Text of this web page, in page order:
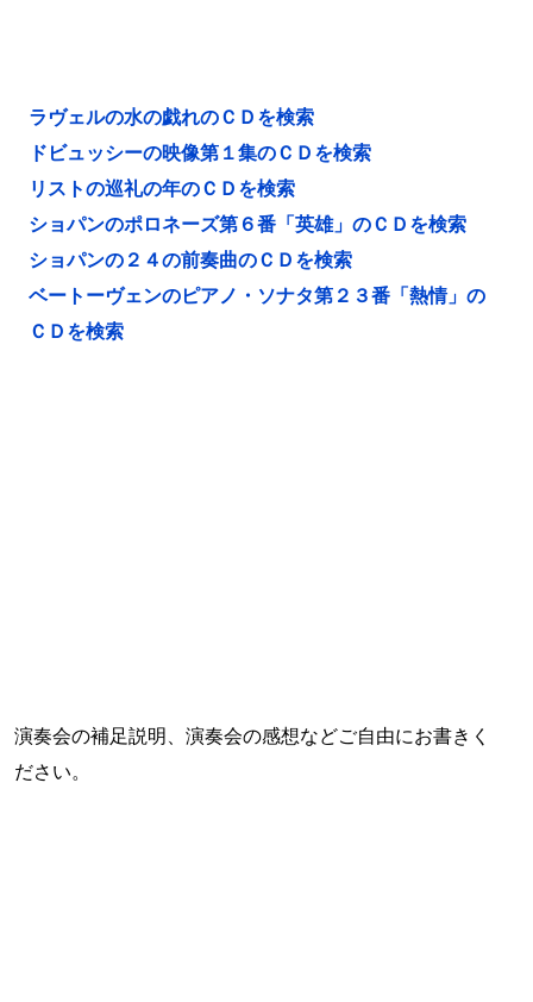
ラヴェルの水の戯れのＣＤを検索
ドビュッシーの映像第１集のＣＤを検索
リストの巡礼の年のＣＤを検索
ショパンのポロネーズ第６番「英雄」のＣＤを検索
ショパンの２４の前奏曲のＣＤを検索
ベートーヴェンのピアノ・ソナタ第２３番「熱情」の
ＣＤを検索
演奏会の補足説明、演奏会の感想などご自由にお書きく
ださい。